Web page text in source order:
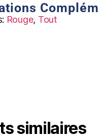
Rouge, Tout
similaires